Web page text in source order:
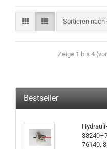
Sortieren nach
Zeige 1 bis 4
Bestseller
76140,